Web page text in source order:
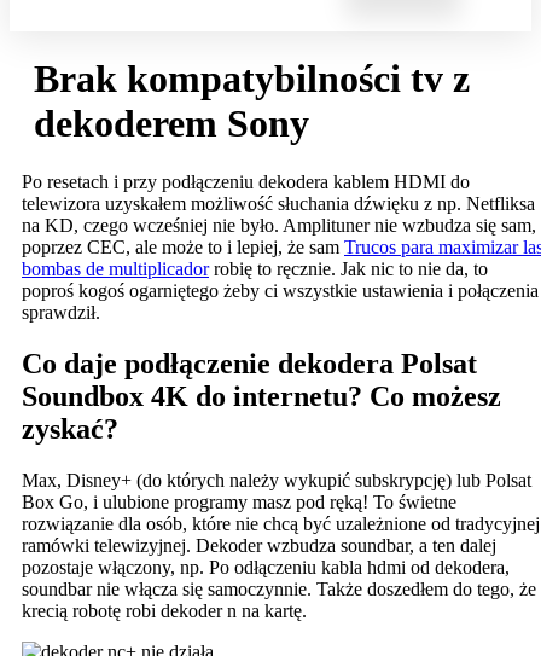
Brak kompatybilności tv z
dekoderem Sony
Po resetach i przy podłączeniu dekodera kablem HDMI do
telewizora uzyskałem możliwość słuchania dźwięku z np. Netfliksa
na KD, czego wcześniej nie było. Amplituner nie wzbudza się sam,
poprzez CEC, ale może to i lepiej, że sam Trucos para maximizar
bombas de multiplicadorrobię to ręcznie. Jak nic to nie da, to
poproś kogoś ogarniętego żeby ci wszystkie ustawienia i połączenia
sprawdził.
Co daje podłączenie dekodera Polsat
Soundbox 4K do internetu? Co możesz
zyskać?
Max, Disney+ (do których należy wykupić subskrypcję) lub Polsat
Box Go, i ulubione programy masz pod ręką! To świetne
rozwiązanie dla osób, które nie chcą być uzależnione od tradycyjnej
ramówki telewizyjnej. Dekoder wzbudza soundbar, a ten dalej
pozostaje włączony, np. Po odłączeniu kabla hdmi od dekodera,
soundbar nie włącza się samoczynnie. Także doszedłem do tego, że
krecią robotę robi dekoder n na kartę.